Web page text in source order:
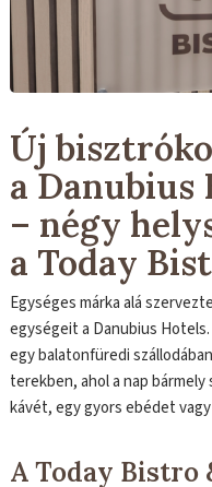
Új
a Danubius
– négy
a Today
Egységes márka alá
egységeit a Danubius
egy balatonfüredi
terekben, ahol a nap
kávét, egy gyors ebédet
A Today Bistro